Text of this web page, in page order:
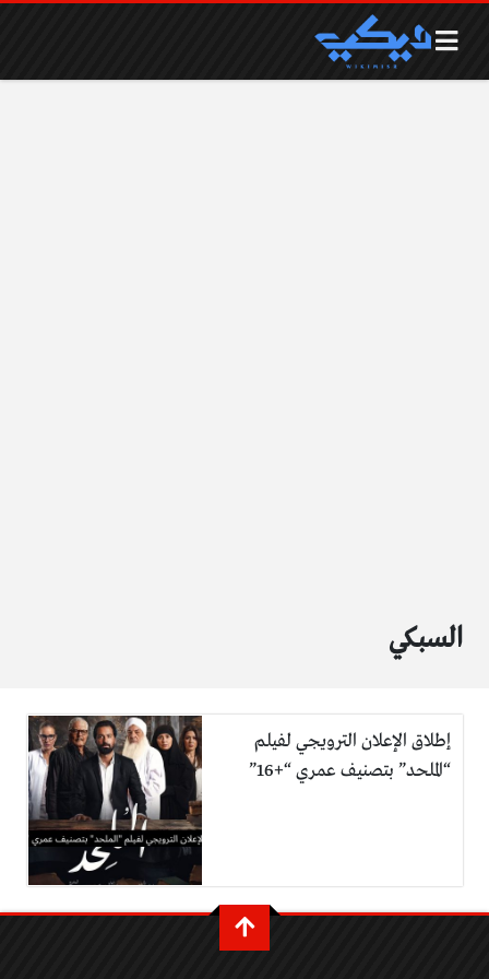
السبكي
إطلاق الإعلان الترويجي لفيلم
“الملحد” بتصنيف عمري “+16”